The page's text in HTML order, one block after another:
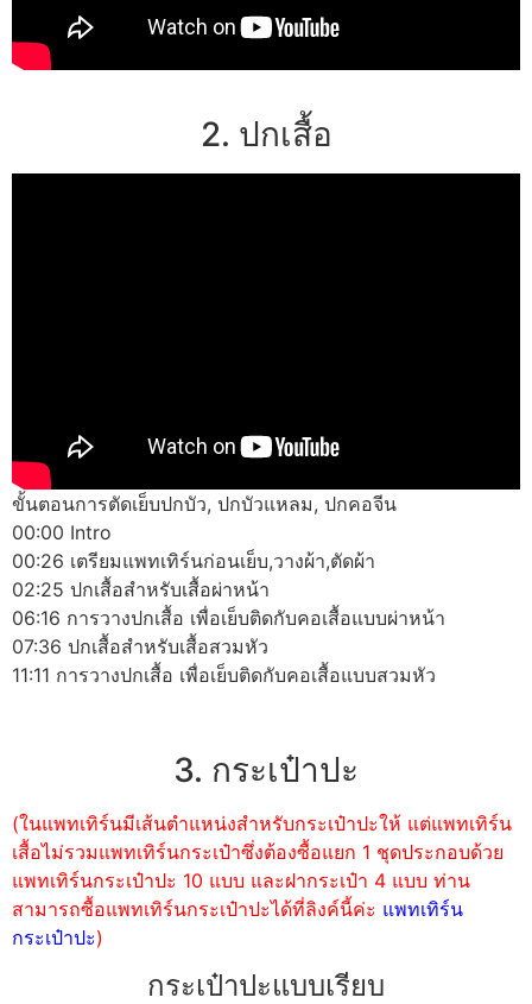
2. ปกเสื้อ
ขั้นตอนการตัดเย็บปกบัว, ปกบัวแหลม, ปกคอจีน
00:00 Intro
00:26 เตรียมแพทเทิร์นก่อนเย็บ,วางผ้า,ตัดผ้า
02:25 ปกเสื้อสำหรับเสื้อผ่าหน้า
06:16 การวางปกเสื้อ เพื่อเย็บติดกับคอเสื้อแบบผ่าหน้า
07:36 ปกเสื้อสำหรับเสื้อสวมหัว
11:11 การวางปกเสื้อ เพื่อเย็บติดกับคอเสื้อแบบสวมหัว
3. กระเป๋าปะ
(ในแพทเทิร์นมีเส้นตำแหน่งสำหรับกระเป๋าปะให้ แต่แพทเทิร์น
เสื้อไม่รวมแพทเทิร์นกระเป๋าซึ่งต้องซื้อแยก 1 ชุดประกอบด้วย
แพทเทิร์นกระเป๋าปะ 10 แบบ และฝากระเป๋า 4 แบบ ท่าน
สามารถซื้อแพทเทิร์นกระเป๋าปะได้ที่ลิงค์นี้ค่ะ แพทเทิร์น
กระเป๋าปะ)
กระเป๋าปะแบบเรียบ